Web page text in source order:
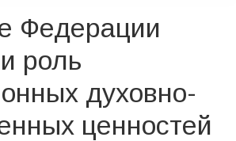
Федерации
роль
духовно-
ценностей